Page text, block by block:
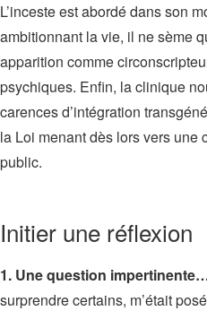
L’inceste est abordé dans son
ambitionnant la vie, il ne sème
apparition comme
psychiques. Enfin, la clinique
carences d’intégration
la Loi menant dès lors vers une
public.
Initier une réflexion
1. Une question
surprendre certains, m’était